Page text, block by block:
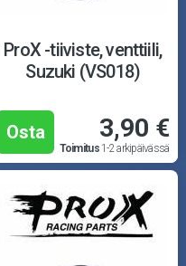
ProX -tiiviste, venttiili,
Suzuki (VS018)
Osta 3,90 €
Toimitus1-2 arkipäivässä